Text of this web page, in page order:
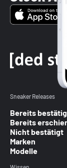
Sneaker Releases
Bereits
Bereits
Nicht bestätigt
Marken
Modelle